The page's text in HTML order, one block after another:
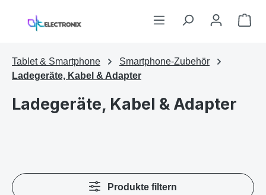
Zum Hauptinhalt springen
Tablet & Smartphone
Smartphone-Zubehör
Ladegeräte, Kabel & Adapter
Ladegeräte, Kabel & Adapter
Produkte filtern